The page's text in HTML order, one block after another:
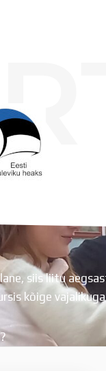
siis liitu
kõige